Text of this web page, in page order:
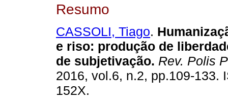
Resumo
CASSOLI, Tiago.
e riso: produção de
de subjetivação. Rev. Polis
2016, vol.6, n.2, pp.109-133.
152X.